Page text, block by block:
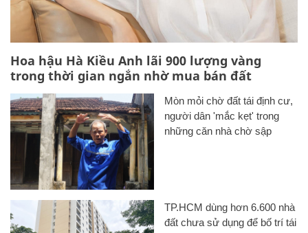
Hoa hậu Hà Kiều Anh lãi 900 lượng vàng
trong thời gian ngắn nhờ mua bán đất
Mòn mỏi chờ đất tái định cư,
người dân 'mắc kẹt' trong
những căn nhà chờ sập
TP.HCM dùng hơn 6.600 nhà
đất chưa sử dụng để bố trí tái